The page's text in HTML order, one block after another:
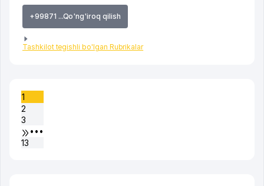
+99871 ...Qo'ng'iroq qilish
Tashkilot tegishli bo'lgan Rubrikalar
1
2
3
•••
13